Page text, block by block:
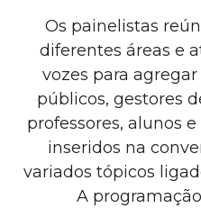
Os painelistas
diferentes áreas e
vozes para
públicos, gestores
professores, alunos
inseridos na
variados tópicos
A